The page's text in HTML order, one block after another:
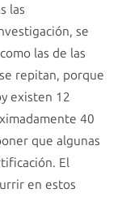
las
se
las de las
repitan, porque
existen 12
40
que algunas
El
en estos